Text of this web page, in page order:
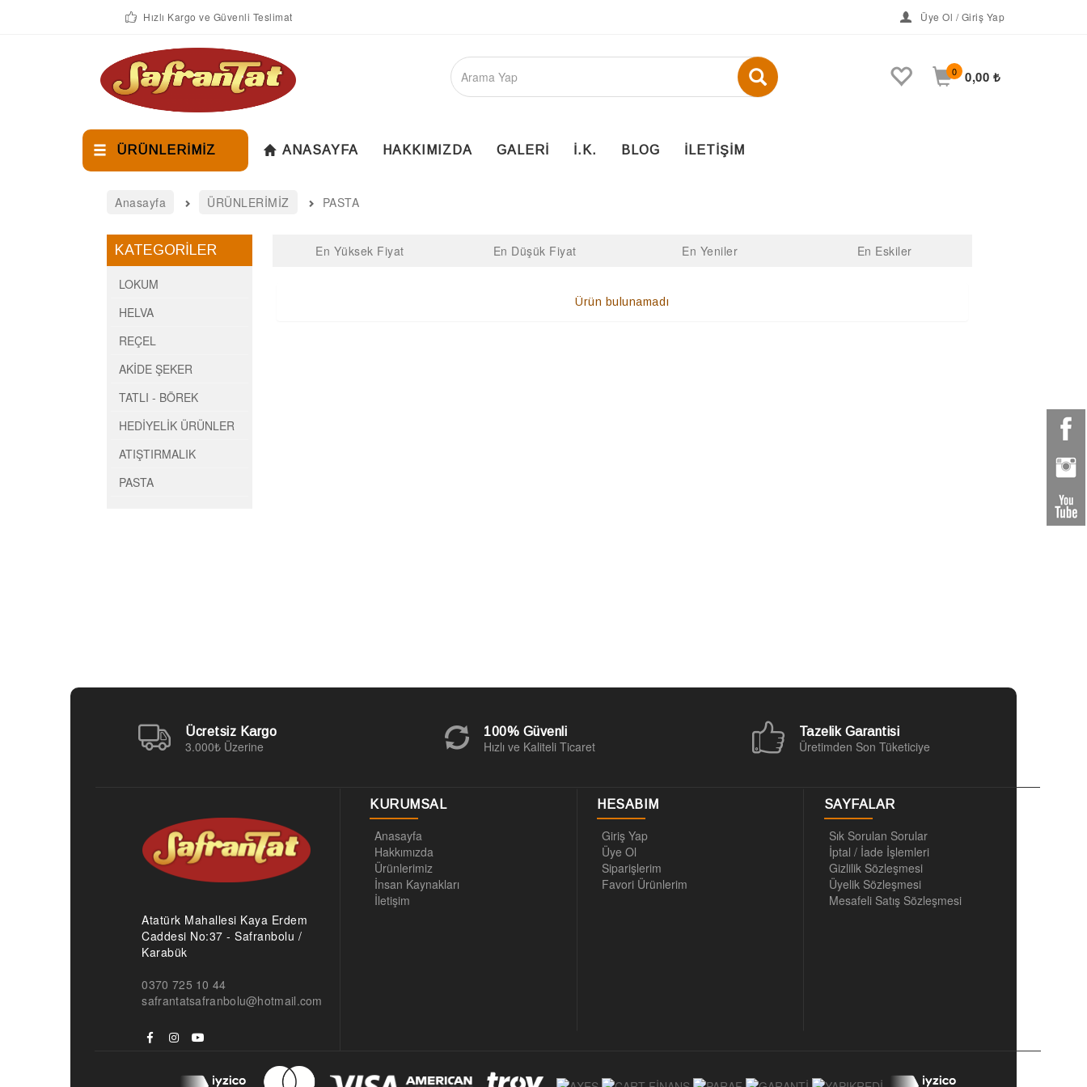
Hızlı Kargo ve Güvenli Teslimat Üye Ol / Giriş Yap
0 0,00 ₺
ANASAYFA HAKKIMIZDA
ÜRÜNLERİMİZ GALERİ İ.K. BLOG İLETİŞİM
Anasayfa ÜRÜNLERİMİZ PASTA
KATEGORİLER
LOKUM
HELVA
REÇEL
AKİDE ŞEKER
TATLI - BÖREK
HEDİYELİK ÜRÜNLER
ATIŞTIRMALIK
PASTA
En Yüksek Fiyat En Düşük Fiyat En Yeniler En Eskiler
Ürün bulunamadı
Ücretsiz Kargo
3.000₺ Üzerine
100% Güvenli
Hızlı ve Kaliteli Ticaret
Tazelik Garantisi
Üretimden Son Tüketiciye
Atatürk Mahallesi Kaya Erdem
Caddesi No:37 - Safranbolu /
Karabük
0370 725 10 44
safrantatsafranbolu@hotmail.com
KURUMSAL
Anasayfa
Hakkımızda
Ürünlerimiz
İnsan Kaynakları
İletişim
HESABIM
Giriş Yap
Üye Ol
Siparişlerim
Favori Ürünlerim
SAYFALAR
Sık Sorulan Sorular
İptal / İade İşlemleri
Gizlilik Sözleşmesi
Üyelik Sözleşmesi
Mesafeli Satış Sözleşmesi